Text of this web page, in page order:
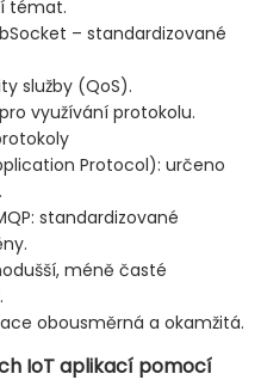
témat.
– standardizované
služby (QoS).
využívání protokolu.
Protocol): určeno
standardizované
méně časté
obousměrná a okamžitá.
IoT aplikací pomocí